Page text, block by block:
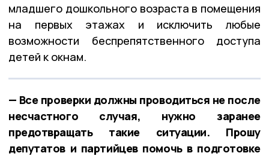
младшего дошкольного возраста в помещения
на первых этажах и исключить любые
возможности беспрепятственного доступа
детей к окнам.
— Все проверки должны проводиться не после
несчастного случая, нужно заранее
предотвращать такие ситуации. Прошу
депутатов и партийцев помочь в подготовке